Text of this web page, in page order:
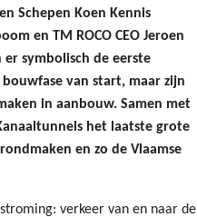
Schepen Koen Kennis
en TM ROCO CEO Jeroen
symbolisch de eerste
van start, maar zijn
in aanbouw. Samen met
het laatste grote
en zo de Vlaamse
verkeer van en naar de